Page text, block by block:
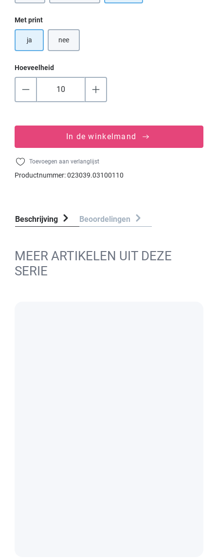
Selecteer
Met print
ja nee
Hoeveelheid
In de winkelmand
Toevoegen aan verlanglijst
Productnummer:023039.03100110
Beschrijving Beoordelingen
MEER ARTIKELEN UIT DEZE
SERIE